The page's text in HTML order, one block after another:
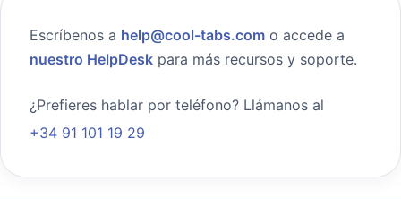
Escríbenos a help@cool-tabs.com o accede a
nuestro HelpDesk para más recursos y soporte.
¿Prefieres hablar por teléfono? Llámanos al
+34 91 101 19 29